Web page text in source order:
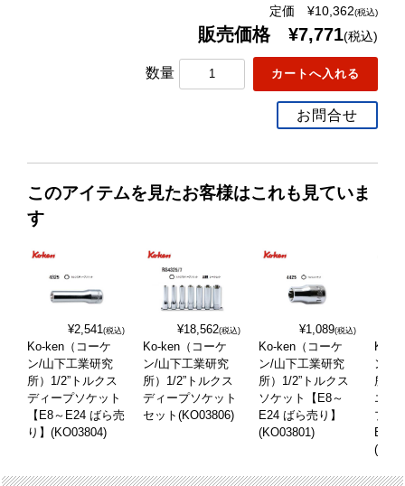
定価 ¥10,362(税込)
販売価格 ¥7,771(税込)
数量
お問合せ
このアイテムを見たお客様はこれも見ていま
す
¥2,541(税込)
Ko-ken（コーケ
ン/山下工業研究
所）1/2”トルクス
ディープソケット
【E8～E24 ばら売
り】(KO03804)
¥18,562(税込)
Ko-ken（コーケ
ン/山下工業研究
所）1/2”トルクス
ディープソケット
セット(KO03806)
¥1,089(税込)
Ko-ken（コーケ
ン/山下工業研究
所）1/2”トルクス
ソケット【E8～
E24 ばら売り】
(KO03801)
Ko-
ン/山
所）
エク
プソ
E14